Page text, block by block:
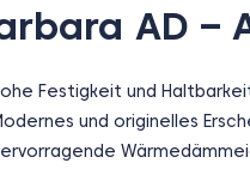
AD –
Festigkeit und
und originelles